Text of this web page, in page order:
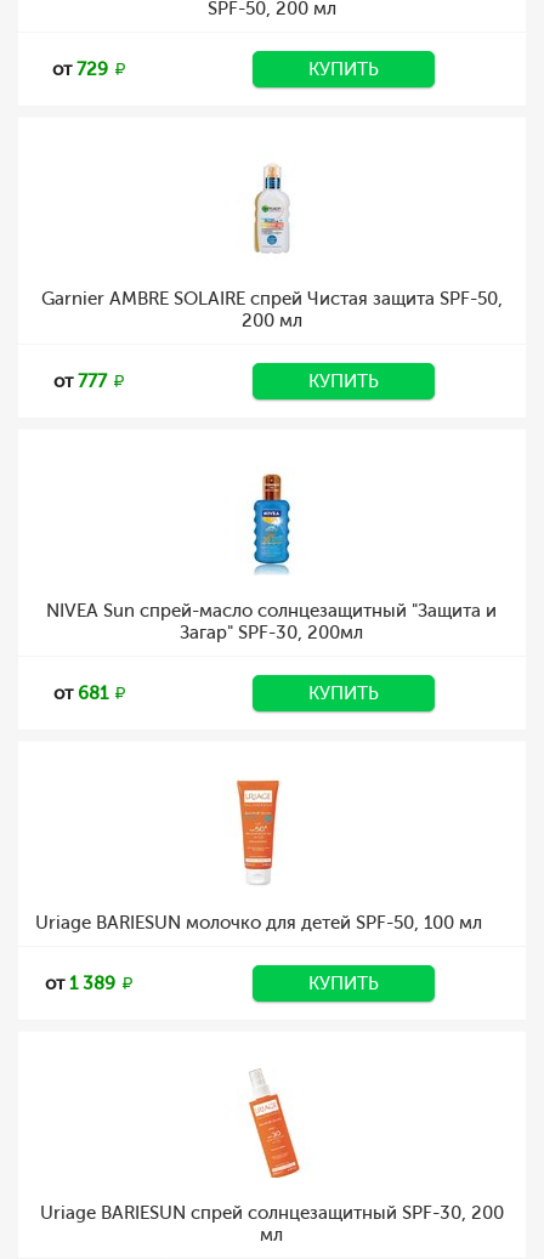
SPF-50, 200 мл
от729 КУПИТЬ
Garnier AMBRE SOLAIRE спрей Чистая защита SPF-50,
200 мл
от777 КУПИТЬ
NIVEA Sun спрей-масло солнцезащитный "Защита и
Загар" SPF-30, 200мл
от681 КУПИТЬ
Uriage BARIESUN молочко для детей SPF-50, 100 мл
от1 389 КУПИТЬ
Uriage BARIESUN спрей солнцезащитный SPF-30, 200
мл